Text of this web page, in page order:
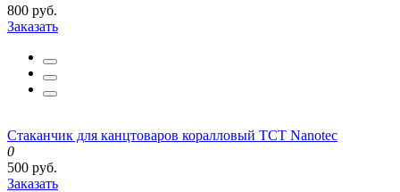
800 руб.
Заказать
Стаканчик для канцтоваров коралловый TCT Nanotec
0
500 руб.
Заказать